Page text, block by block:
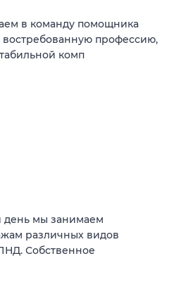
в команду помощника
профессию,
комп
мы занимаем
различных видов
Собственное